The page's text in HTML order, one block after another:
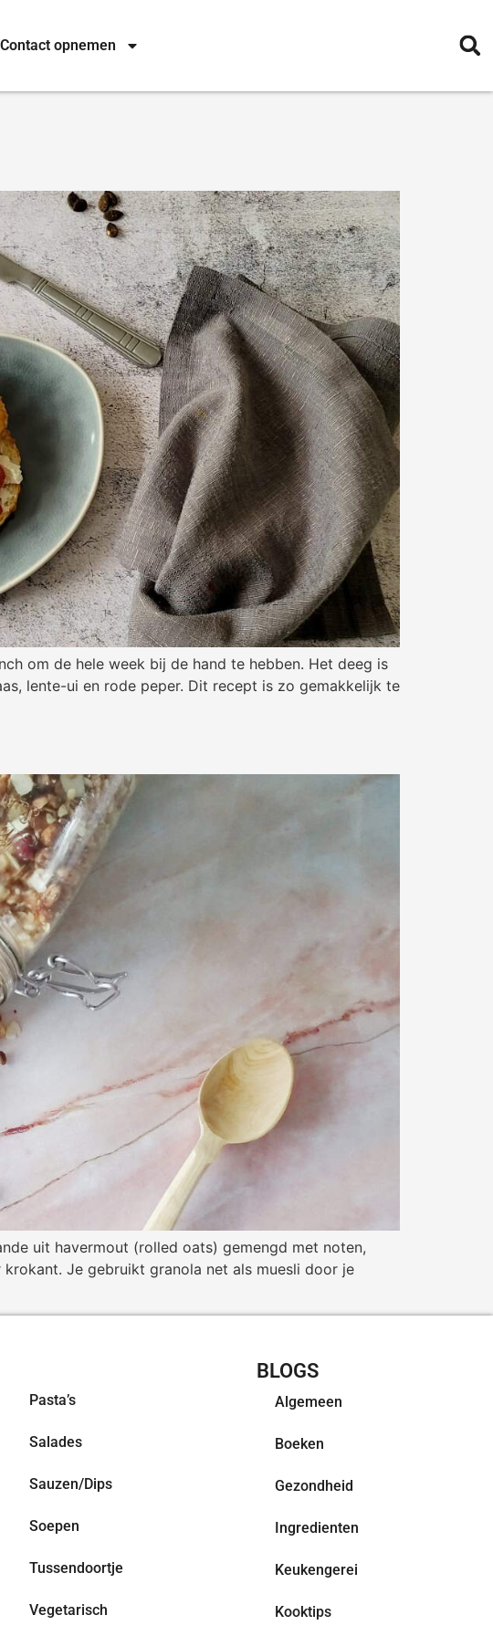
Contact opnemen
om de hele week bij de hand te hebben. Het deeg is
lente-ui en rode peper. Dit recept is zo gemakkelijk te
uit havermout (rolled oats) gemengd met noten,
Je gebruikt granola net als muesli door je
Pasta’s
Salades
Sauzen/Dips
Soepen
Tussendoortje
Vegetarisch
BLOGS
Algemeen
Boeken
Gezondheid
Ingredienten
Keukengerei
Kooktips